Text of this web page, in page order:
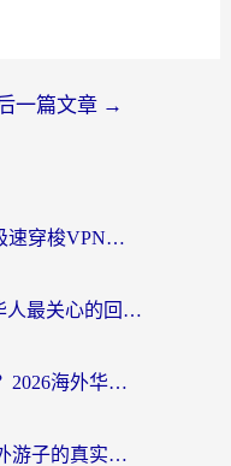
一篇文章 →
海外党必看：ChickCN和极速穿梭VPN好用吗？3招教你选对回国加速器无缝刷国内资源
斧牛和light哪个好？海外华人最关心的回国加速器选择难题，一篇讲透
在国外怎么用虎牙不卡顿？2026海外华人亲测有效的回国加速器选择指南
斧牛和加速喵好用吗？海外游子的真实选择困境